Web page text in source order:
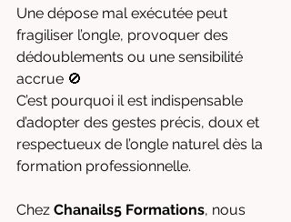
Une dépose mal exécutée peut
fragiliser l’ongle, provoquer des
dédoublements ou une sensibilité
accrue 🚫
C’est pourquoi il est indispensable
d’adopter des gestes précis, doux et
respectueux de l’ongle naturel dès la
formation professionnelle.
Chez Chanails5 Formations, nous